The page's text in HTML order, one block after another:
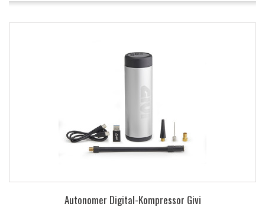
Autonomer Digital-Kompressor Givi